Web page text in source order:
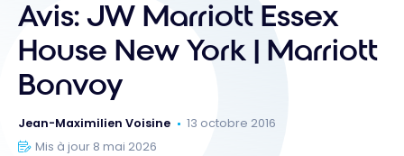
Avis: JW Marriott Essex
House New York | Marriott
Bonvoy
Jean-Maximilien Voisine
13 octobre 2016
Mis à jour 8 mai 2026